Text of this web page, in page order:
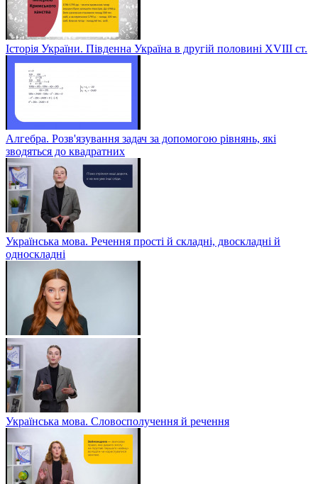
Історія України. Південна Україна в другій половині ХVІІІ ст.
Алгебра. Розв'язування задач за допомогою рівнянь, які
зводяться до квадратних
Українська мова. Речення прості й складні, двоскладні й
односкладні
Українська мова. Словосполучення й речення